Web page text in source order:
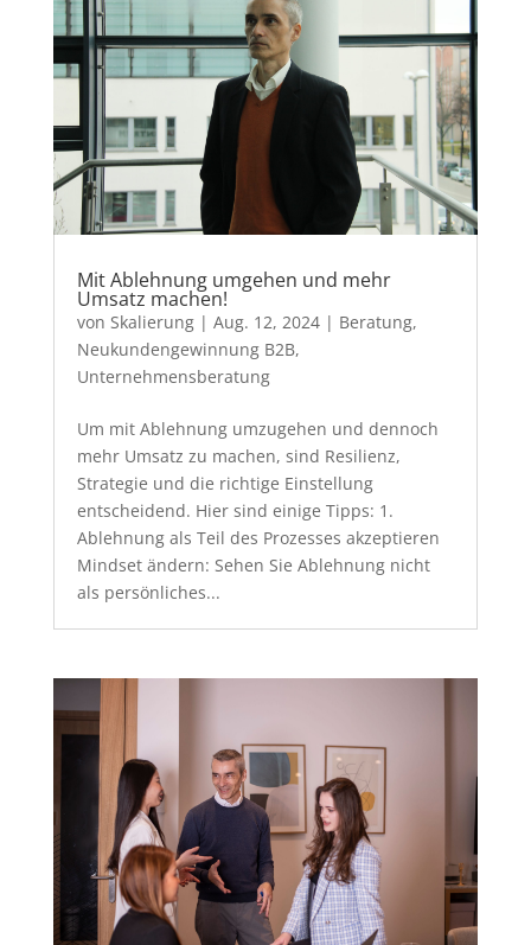
Mit Ablehnung umgehen und mehr
Umsatz machen!
von Skalierung| Aug. 12, 2024| Beratung,
Neukundengewinnung B2B,
Unternehmensberatung
Um mit Ablehnung umzugehen und dennoch
mehr Umsatz zu machen, sind Resilienz,
Strategie und die richtige Einstellung
entscheidend. Hier sind einige Tipps: 1.
Ablehnung als Teil des Prozesses akzeptieren
Mindset ändern: Sehen Sie Ablehnung nicht
als persönliches...